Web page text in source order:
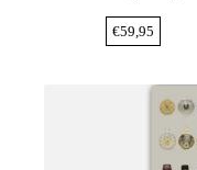
€59,95